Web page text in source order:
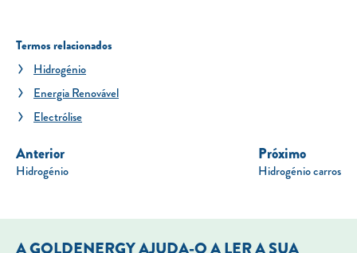
Termos relacionados
Hidrogénio
Energia Renovável
Electrólise
Anterior
Hidrogénio
Próximo
Hidrogénio carros
A GOLDENERGY AJUDA-O A LER A SUA